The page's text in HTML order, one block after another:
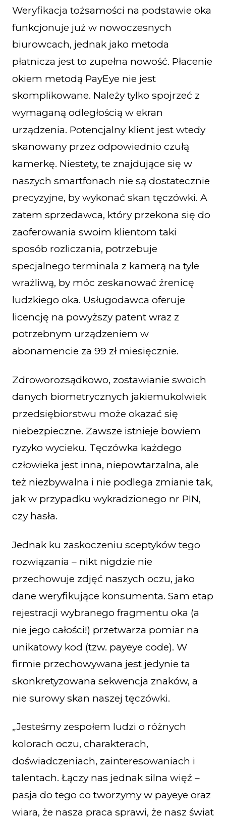
Weryfikacja tożsamości na podstawie oka
funkcjonuje już w nowoczesnych
biurowcach, jednak jako metoda
płatnicza jest to zupełna nowość. Płacenie
okiem metodą PayEye nie jest
skomplikowane. Należy tylko spojrzeć z
wymaganą odległością w ekran
urządzenia. Potencjalny klient jest wtedy
skanowany przez odpowiednio czułą
kamerkę. Niestety, te znajdujące się w
naszych smartfonach nie są dostatecznie
precyzyjne, by wykonać skan tęczówki. A
zatem sprzedawca, który przekona się do
zaoferowania swoim klientom taki
sposób rozliczania, potrzebuje
specjalnego terminala z kamerą na tyle
wrażliwą, by móc zeskanować źrenicę
ludzkiego oka. Usługodawca oferuje
licencję na powyższy patent wraz z
potrzebnym urządzeniem w
abonamencie za 99 zł miesięcznie.
Zdroworozsądkowo, zostawianie swoich
danych biometrycznych jakiemukolwiek
przedsiębiorstwu może okazać się
niebezpieczne. Zawsze istnieje bowiem
ryzyko wycieku. Tęczówka każdego
człowieka jest inna, niepowtarzalna, ale
też niezbywalna i nie podlega zmianie tak,
jak w przypadku wykradzionego nr PIN,
czy hasła.
Jednak ku zaskoczeniu sceptyków tego
rozwiązania – nikt nigdzie nie
przechowuje zdjęć naszych oczu, jako
dane weryfikujące konsumenta. Sam etap
rejestracji wybranego fragmentu oka (a
nie jego całości!) przetwarza pomiar na
unikatowy kod (tzw. payeye code). W
firmie przechowywana jest jedynie ta
skonkretyzowana sekwencja znaków, a
nie surowy skan naszej tęczówki.
„Jesteśmy zespołem ludzi o różnych
kolorach oczu, charakterach,
doświadczeniach, zainteresowaniach i
talentach. Łączy nas jednak silna więź –
pasja do tego co tworzymy w payeye oraz
wiara, że nasza praca sprawi, że nasz świat